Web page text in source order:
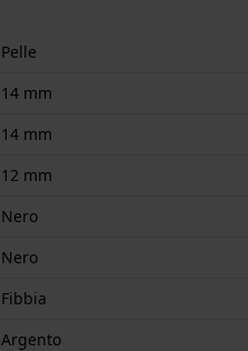
Pelle
14 mm
14 mm
12 mm
Nero
Nero
Fibbia
Argento